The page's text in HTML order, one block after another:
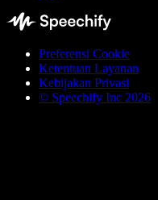
Preferensi Cookie
Ketentuan Layanan
Kebijakan Privasi
© Speechify Inc 2026